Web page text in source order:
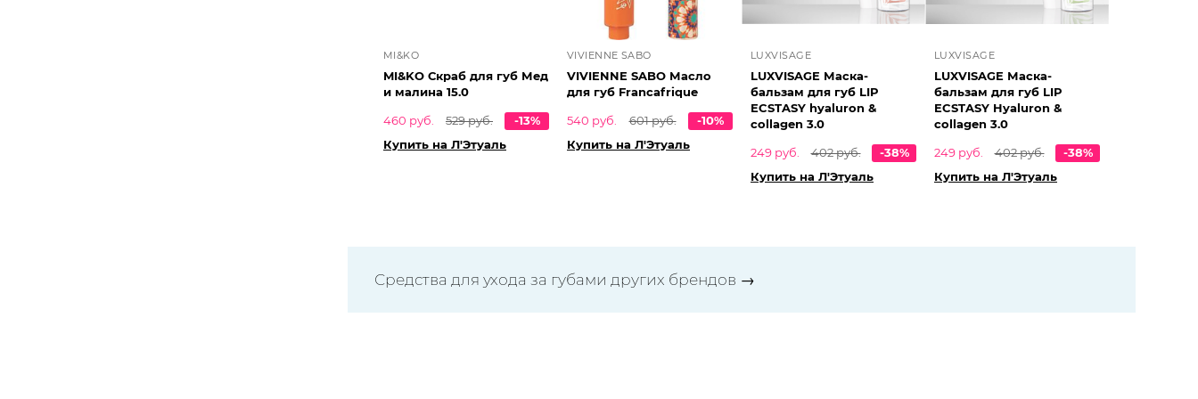
MI&KO
MI&KO Скраб для губ Мед
и малина 15.0
460 руб.
529 руб.
-13%
Купить на Л'Этуаль
VIVIENNE SABO
VIVIENNE SABO Масло
для губ Francafrique
540 руб.
601 руб.
-10%
Купить на Л'Этуаль
LUXVISAGE
LUXVISAGE Маска-
бальзам для губ LIP
ECSTASY hyaluron &
collagen 3.0
249 руб.
402 руб.
-38%
Купить на Л'Этуаль
LUXVISAGE
LUXVISAGE Маска-
бальзам для губ LIP
ECSTASY Hyaluron &
collagen 3.0
249 руб.
402 руб.
-38%
Купить на Л'Этуаль
Средства для ухода за губами других брендов →